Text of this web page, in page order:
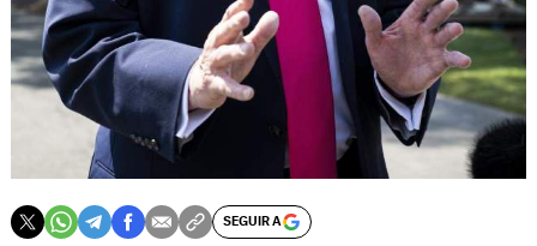
SEGUIR A